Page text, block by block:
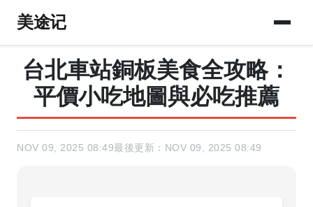
美途记
台北車站銅板美食全攻略：
平價小吃地圖與必吃推薦
NOV 09, 2025 08:49最後更新：NOV 09, 2025 08:49